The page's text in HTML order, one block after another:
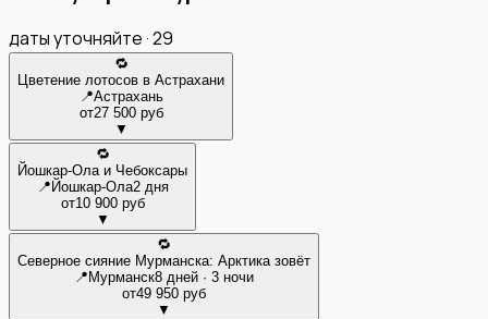
даты уточняйте ·29
🔁
Цветение лотосов в Астрахани
📍Астрахань
от27 500 руб
▼
🔁
Йошкар-Ола и Чебоксары
📍Йошкар-Ола2 дня
от10 900 руб
▼
🔁
Северное сияние Мурманска: Арктика зовёт
📍Мурманск8 дней · 3 ночи
от49 950 руб
▼